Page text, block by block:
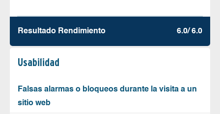
Resultado Rendimiento 6.0/ 6.0
Usabilidad
Falsas alarmas o bloqueos durante la visita a un
sitio web